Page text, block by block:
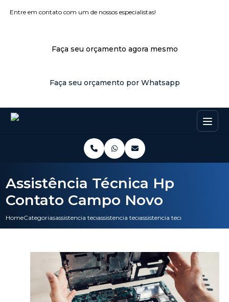
Entre em contato com um de nossos especialistas!
Faça seu orçamento agora mesmo
Faça seu orçamento por Whatsapp
HomeCategoriasassistencia tecnicaassistencia tecnica pcassistencia tecnica hp
Assistência Técnica Hp
Contato Campo Novo